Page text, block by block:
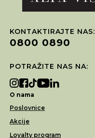
KONTAKTIRAJTE NAS:
0800 0890
POTRAŽITE NAS NA:
O nama
Poslovnice
Akcije
Loyalty program